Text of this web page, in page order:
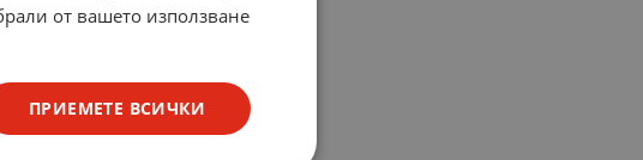
от вашето използване
ПРИЕМЕТЕ ВСИЧКИ